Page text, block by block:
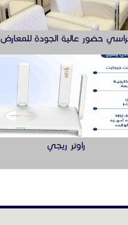
حضور عالية الجودة للمعارض
راوتر ريجي